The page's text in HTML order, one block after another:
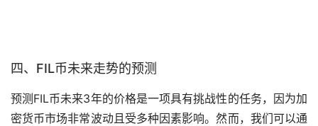
四、FIL币未来走势的预测
预测FIL币未来3年的价格是一项具有挑战性的任务，因为加
密货币市场非常波动且受多种因素影响。然而，我们可以通